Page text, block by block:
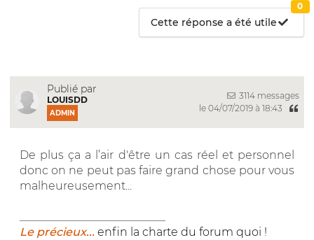
Cette réponse a été utile
0
Publié par
LOUISDD
ADMIN
3114 messages
le 04/07/2019 à 18:43
De plus ça a l’air d'être un cas réel et personnel
donc on ne peut pas faire grand chose pour vous
malheureusement...
Le précieux... enfin la charte du forum quoi !